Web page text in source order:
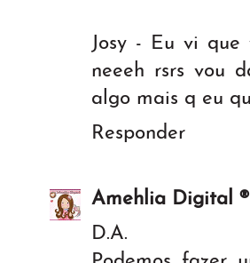
Josy - Eu vi
neeeh rsrs vou
algo mais q eu
Responder
Amehlia Digital ®
D.A.